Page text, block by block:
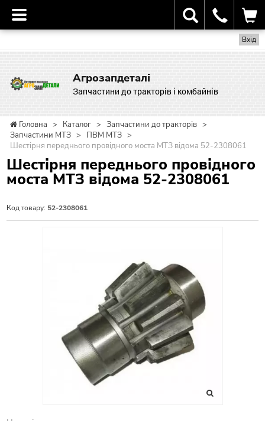
Вхід
Агрозапдеталі
Запчастини до тракторів і комбайнів
Головна > Каталог > Запчастини до тракторів >
Запчастини МТЗ > ПВМ МТЗ >
Шестірня переднього провідного моста МТЗ відома 52-2308061
Шестірня переднього провідного
моста МТЗ відома 52-2308061
Код товару: 52-2308061